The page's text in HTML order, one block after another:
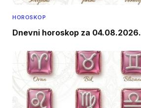
HOROSKOP
Dnevni horoskop za 04.08.2026.